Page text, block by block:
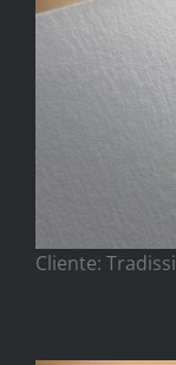
Cliente: